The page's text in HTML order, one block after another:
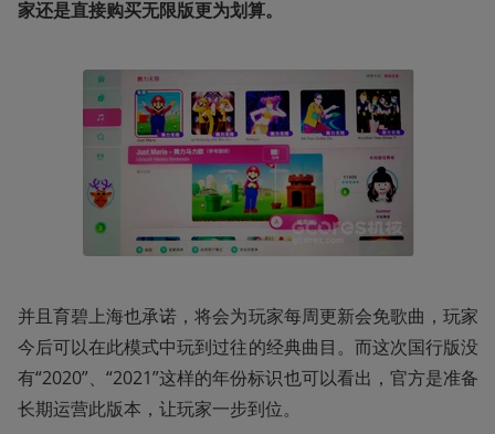
家还是直接购买无限版更为划算。
并且育碧上海也承诺，将会为玩家每周更新会免歌曲，玩家
今后可以在此模式中玩到过往的经典曲目。而这次国行版没
有“2020”、“2021”这样的年份标识也可以看出，官方是准备
长期运营此版本，让玩家一步到位。